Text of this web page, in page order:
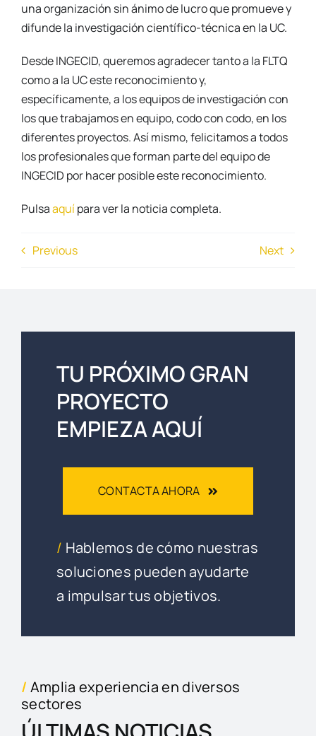
una organización sin ánimo de lucro que promueve y
difunde la investigación científico-técnica en la UC.
Desde INGECID, queremos agradecer tanto a la FLTQ
como a la UC este reconocimiento y,
específicamente, a los equipos de investigación con
los que trabajamos en equipo, codo con codo, en los
diferentes proyectos. Así mismo, felicitamos a todos
los profesionales que forman parte del equipo de
INGECID por hacer posible este reconocimiento.
Pulsaaquípara ver la noticia completa.
Previous Next
TU PRÓXIMO GRAN
PROYECTO
EMPIEZA AQUÍ
CONTACTA AHORA
/ Hablemos de cómo nuestras
soluciones pueden ayudarte
a impulsar tus objetivos.
/ Amplia experiencia en diversos
sectores